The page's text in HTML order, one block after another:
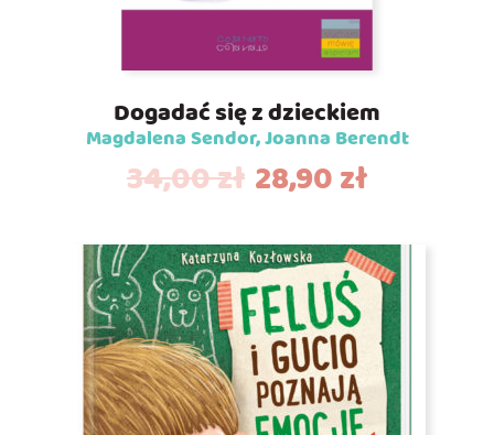
Dogadać się z dzieckiem
Magdalena Sendor, Joanna Berendt
34,00zł 28,90zł